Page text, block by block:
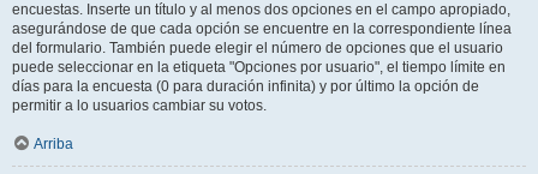
encuestas. Inserte un título y al menos dos opciones en el campo apropiado,
asegurándose de que cada opción se encuentre en la correspondiente línea
del formulario. También puede elegir el número de opciones que el usuario
puede seleccionar en la etiqueta "Opciones por usuario", el tiempo límite en
días para la encuesta (0 para duración infinita) y por último la opción de
permitir a lo usuarios cambiar su votos.
Arriba